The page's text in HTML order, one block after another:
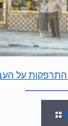
התרפקות על